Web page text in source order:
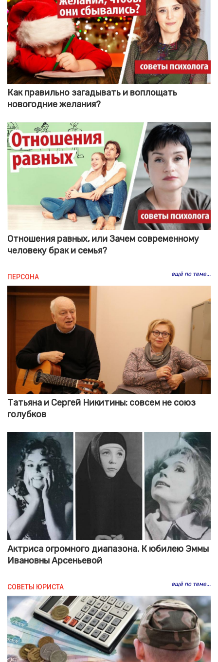
Как правильно загадывать и воплощать
новогодние желания?
Отношения равных, или Зачем современному
человеку брак и семья?
ещё по теме...
ПЕРСОНА
Татьяна и Сергей Никитины: совсем не союз
голубков
Актриса огромного диапазона. К юбилею Эммы
Ивановны Арсеньевой
ещё по теме...
СОВЕТЫ ЮРИСТА